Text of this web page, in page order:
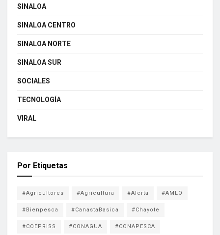
SINALOA
SINALOA CENTRO
SINALOA NORTE
SINALOA SUR
SOCIALES
TECNOLOGÍA
VIRAL
Por Etiquetas
#Agricultores #Agricultura #Alerta #AMLO
#Bienpesca #CanastaBasica #Chayote
#COEPRISS #CONAGUA #CONAPESCA